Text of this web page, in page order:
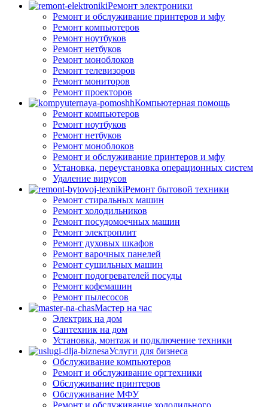
Ремонт электроники
Ремонт и обслуживание принтеров и мфу
Ремонт компьютеров
Ремонт ноутбуков
Ремонт нетбуков
Ремонт моноблоков
Ремонт телевизоров
Ремонт мониторов
Ремонт проекторов
Компьютерная помощь
Ремонт компьютеров
Ремонт ноутбуков
Ремонт нетбуков
Ремонт моноблоков
Ремонт и обслуживание принтеров и мфу
Установка, переустановка операционных систем
Удаление вирусов
Ремонт бытовой техники
Ремонт стиральных машин
Ремонт холодильников
Ремонт посудомоечных машин
Ремонт электроплит
Ремонт духовых шкафов
Ремонт варочных панелей
Ремонт сушильных машин
Ремонт подогревателей посуды
Ремонт кофемашин
Ремонт пылесосов
Мастер на час
Электрик на дом
Сантехник на дом
Установка, монтаж и подключение техники
Услуги для бизнеса
Обслуживание компьютеров
Ремонт и обслуживание оргтехники
Обслуживание принтеров
Обслуживание МФУ
Ремонт и обслуживание холодильного